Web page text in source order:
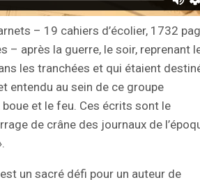
– 19 cahiers d’écolier, 1732
– après la guerre, le soir, reprenant
les tranchées et qui étaient
entendu au sein de ce groupe
et le feu. Ces écrits sont le
de crâne des journaux de
un sacré défi pour un auteur de